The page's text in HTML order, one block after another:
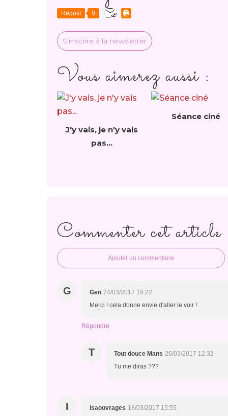
Repost 0
S'inscrire à la newsletter
Vous aimerez aussi :
J'y vais, je n'y vais
pas...
Séance ciné
Commenter cet article
Ajouter un commentaire
G Gen 24/03/2017 19:22
Merci ! cela donne envie d'aller le voir !
Répondre
T Tout douce Mans 26/03/2017 12:32
Tu me diras ???
I isaouvrages 18/03/2017 15:55